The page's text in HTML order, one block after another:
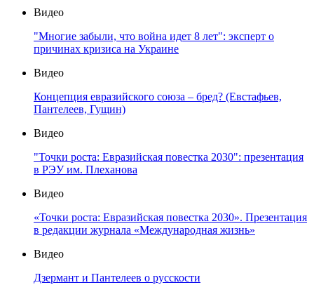
Видео
"Многие забыли, что война идет 8 лет": эксперт о
причинах кризиса на Украине
Видео
Концепция евразийского союза – бред? (Евстафьев,
Пантелеев, Гущин)
Видео
"Точки роста: Евразийская повестка 2030": презентация
в РЭУ им. Плеханова
Видео
«Точки роста: Евразийская повестка 2030». Презентация
в редакции журнала «Международная жизнь»
Видео
Дзермант и Пантелеев о русскости